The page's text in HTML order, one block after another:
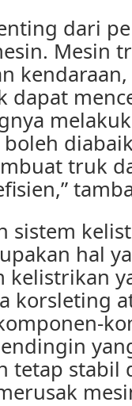
dari
Mesin
dapat
truk
sistem
hal
kelistrikan
korsleting
tetap stabil